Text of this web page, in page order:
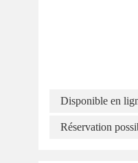
Disponible en
Réservation